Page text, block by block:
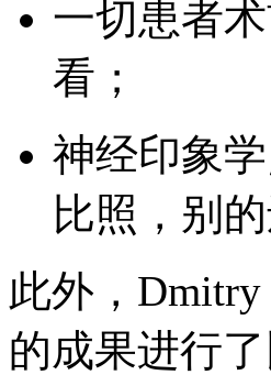
一切患者
看；
神经印象
比照，别
此外，
的成果进行了